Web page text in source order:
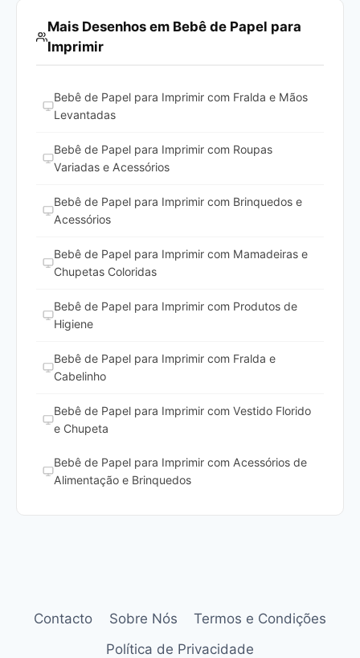
Mais Desenhos em Bebê de Papel para
Imprimir
Bebê de Papel para Imprimir com Fralda e Mãos
Levantadas
Bebê de Papel para Imprimir com Roupas
Variadas e Acessórios
Bebê de Papel para Imprimir com Brinquedos e
Acessórios
Bebê de Papel para Imprimir com Mamadeiras e
Chupetas Coloridas
Bebê de Papel para Imprimir com Produtos de
Higiene
Bebê de Papel para Imprimir com Fralda e
Cabelinho
Bebê de Papel para Imprimir com Vestido Florido
e Chupeta
Bebê de Papel para Imprimir com Acessórios de
Alimentação e Brinquedos
Contacto Sobre Nós
Termos e Condições
Política de Privacidade